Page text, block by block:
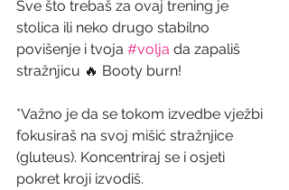
Sve što trebaš za ovaj trening je
stolica ili neko drugo stabilno
povišenje i tvoja #volja da zapališ
stražnjicu 🔥 Booty burn!
*Važno je da se tokom izvedbe vježbi
fokusiraš na svoj mišić stražnjice
(gluteus). Koncentriraj se i osjeti
pokret kroji izvodiš.